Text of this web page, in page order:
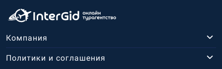
Компания
Политики и соглашения